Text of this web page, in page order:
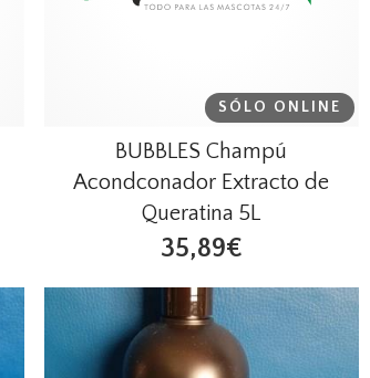
SÓLO ONLINE
BUBBLES Champú
Acondconador Extracto de
Queratina 5L
35,89€